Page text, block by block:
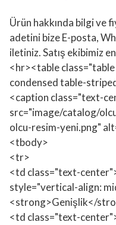
Ürün hakkında bilgi ve
adetini bize E-posta,
iletiniz. Satış ekibimiz
<hr><table
condensed table-
<caption class="text-
src="image/catalog/
olcu-resim-yeni.png"
<tbody>
<tr>
<td class="text-
style="vertical-align:
<strong>Genişlik</
<td class="text-